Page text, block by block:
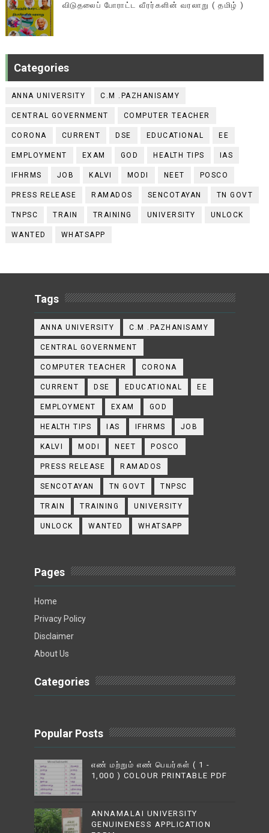
விடுதலைப் போராட்ட வீரர்களின் வரலாறு ( தமிழ் )
Categories
ANNA UNIVERSITY C.M .PAZHANISAMY
CENTRAL GOVERNMENT COMPUTER TEACHER
CORONA CURRENT DSE EDUCATIONAL EE
EMPLOYMENT EXAM GOD HEALTH TIPS IAS
IFHRMS JOB KALVI MODI NEET POSCO
PRESS RELEASE RAMADOS SENCOTAYAN TN GOVT
TNPSC TRAIN TRAINING UNIVERSITY UNLOCK
WANTED WHATSAPP
Tags
ANNA UNIVERSITY C.M .PAZHANISAMY
CENTRAL GOVERNMENT
COMPUTER TEACHER CORONA
CURRENT DSE EDUCATIONAL EE
EMPLOYMENT EXAM GOD
HEALTH TIPS IAS IFHRMS JOB
KALVI MODI NEET POSCO
PRESS RELEASE RAMADOS
SENCOTAYAN TN GOVT TNPSC
TRAIN TRAINING UNIVERSITY
UNLOCK WANTED WHATSAPP
Pages
Home
Privacy Policy
Disclaimer
About Us
Categories
Popular Posts
எண் மற்றும் எண் பெயர்கள் ( 1 -
1,000 ) COLOUR PRINTABLE PDF
ANNAMALAI UNIVERSITY
GENUINENESS APPLICATION